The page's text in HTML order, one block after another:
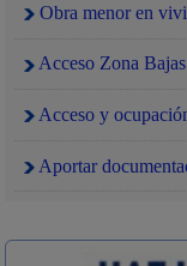
Obra menor en
Acceso Zona
Acceso y
Aportar